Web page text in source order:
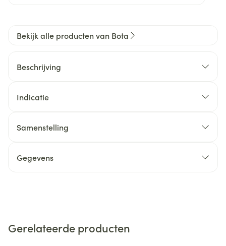
Bekijk alle producten van Bota
Beschrijving
Indicatie
Samenstelling
Gegevens
Gerelateerde producten